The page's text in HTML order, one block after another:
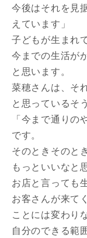
今後はそれを見
えています」
子どもが生まれ
今までの生活が
と思います。
菜穂さんは、そ
と思っているそ
「今まで通りの
です。
そのときそのと
もっといいなと
お店と言っても
お客さんが来て
ことには変わり
自分のできる範